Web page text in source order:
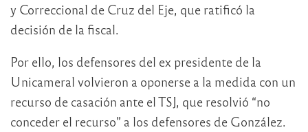
y Correccional de Cruz del Eje, que ratificó la
decisión de la fiscal.
Por ello, los defensores del ex presidente de la
Unicameral volvieron a oponerse a la medida con un
recurso de casación ante el TSJ, que resolvió “no
conceder el recurso” a los defensores de González.